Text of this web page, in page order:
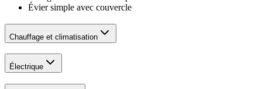
Évier simple avec couvercle
Chauffage et climatisation
Électrique